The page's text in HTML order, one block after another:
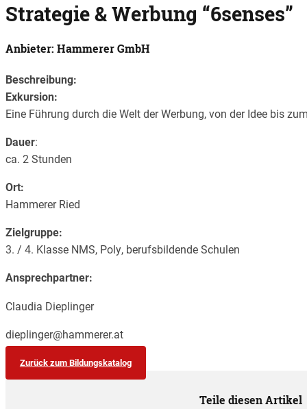
Strategie & Werbung “6senses”
Anbieter: Hammerer GmbH
Beschreibung:
Exkursion:
Eine Führung durch die Welt der Werbung, von der Idee bis
Dauer:
ca. 2 Stunden
Ort:
Hammerer Ried
Zielgruppe:
3. / 4. Klasse NMS, Poly, berufsbildende Schulen
Ansprechpartner:
Claudia Dieplinger
dieplinger@hammerer.at
Zurück zum Bildungskatalog
Teile diesen Artikel